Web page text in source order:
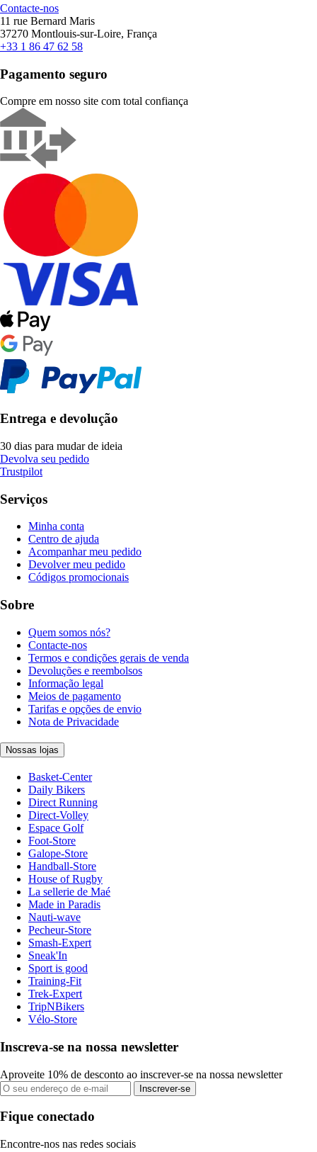
Contacte-nos
11 rue Bernard Maris
37270 Montlouis-sur-Loire, França
+33 1 86 47 62 58
Pagamento seguro
Compre em nosso site com total confiança
Entrega e devolução
30 dias para mudar de ideia
Devolva seu pedido
Trustpilot
Serviços
Minha conta
Centro de ajuda
Acompanhar meu pedido
Devolver meu pedido
Códigos promocionais
Sobre
Quem somos nós?
Contacte-nos
Termos e condições gerais de venda
Devoluções e reembolsos
Informação legal
Meios de pagamento
Tarifas e opções de envio
Nota de Privacidade
Nossas lojas
Basket-Center
Daily Bikers
Direct Running
Direct-Volley
Espace Golf
Foot-Store
Galope-Store
Handball-Store
House of Rugby
La sellerie de Maé
Made in Paradis
Nauti-wave
Pecheur-Store
Smash-Expert
Sneak'In
Sport is good
Training-Fit
Trek-Expert
TripNBikers
Vélo-Store
Inscreva-se na nossa newsletter
Aproveite 10% de desconto ao inscrever-se na nossa newsletter
Inscrever-se
Fique conectado
Encontre-nos nas redes sociais